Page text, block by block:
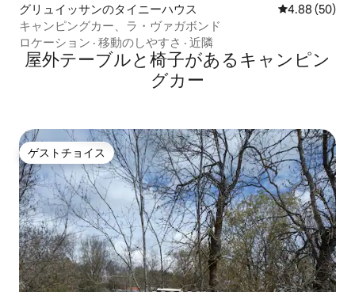
グリュイッサンのタイニーハウス レビュー50
4.88 (50)
キャンピングカー、ラ・ヴァガボンド
ロケーション · 移動のしやすさ · 近隣
屋外テーブルと椅子があるキャンピン
グカー
ゲストチョイス
ゲストチョイス